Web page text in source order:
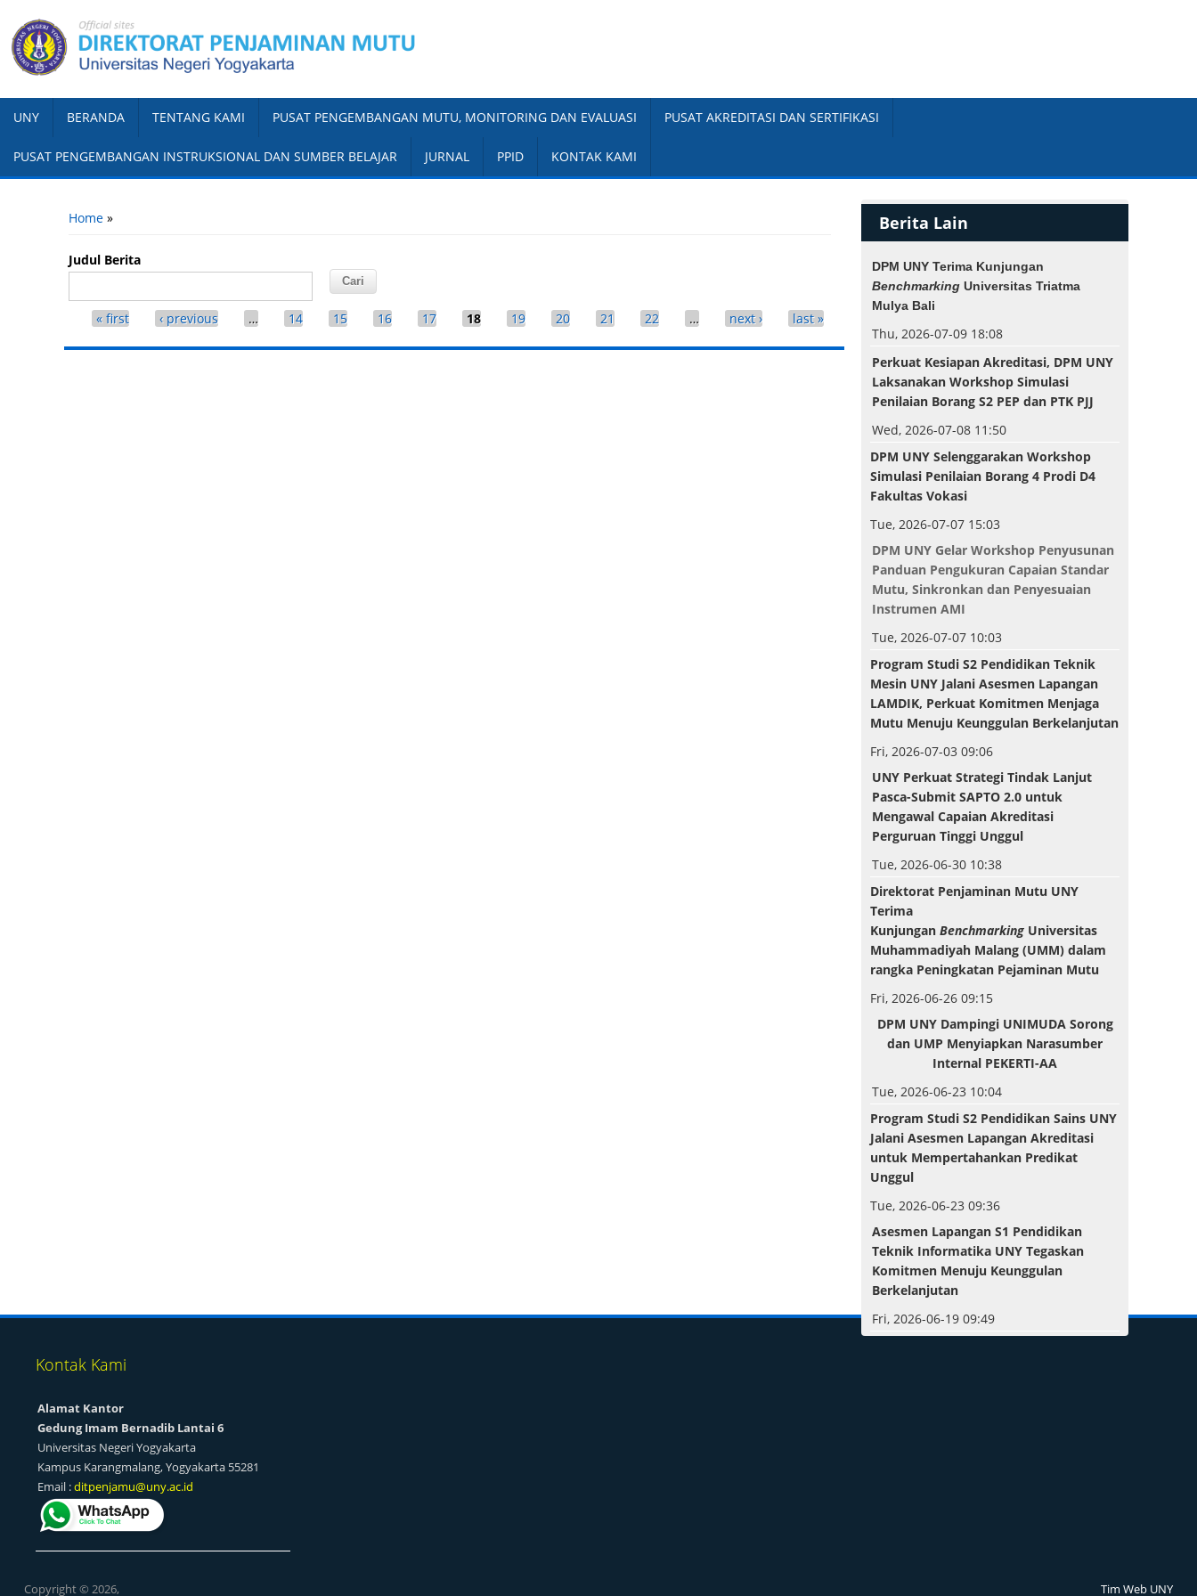
UNY BERANDA TENTANG KAMI PUSAT PENGEMBANGAN MUTU, MONITORING DAN EVALUASI PUSAT AKREDITASI DAN SERTIFIKASI
PUSAT PENGEMBANGAN INSTRUKSIONAL DAN SUMBER BELAJAR JURNAL PPID KONTAK KAMI
You are here
Home »
Judul Berita
Pages« first ‹ previous … 14 15 16 17 18 19 20 21 22 … next › last »
Berita Lain
DPM UNY Terima Kunjungan
Benchmarking Universitas Triatma
Mulya Bali
Thu, 2026-07-09 18:08
Perkuat Kesiapan Akreditasi, DPM UNY
Laksanakan Workshop Simulasi
Penilaian Borang S2 PEP dan PTK PJJ
Wed, 2026-07-08 11:50
DPM UNY Selenggarakan Workshop
Simulasi Penilaian Borang 4 Prodi D4
Fakultas Vokasi
Tue, 2026-07-07 15:03
DPM UNY Gelar Workshop Penyusunan
Panduan Pengukuran Capaian Standar
Mutu, Sinkronkan dan Penyesuaian
Instrumen AMI
Tue, 2026-07-07 10:03
Program Studi S2 Pendidikan Teknik
Mesin UNY Jalani Asesmen Lapangan
LAMDIK, Perkuat Komitmen Menjaga
Mutu Menuju Keunggulan Berkelanjutan
Fri, 2026-07-03 09:06
UNY Perkuat Strategi Tindak Lanjut
Pasca-Submit SAPTO 2.0 untuk
Mengawal Capaian Akreditasi
Perguruan Tinggi Unggul
Tue, 2026-06-30 10:38
Direktorat Penjaminan Mutu UNY
Terima
Kunjungan Benchmarking Universitas
Muhammadiyah Malang (UMM) dalam
rangka Peningkatan Pejaminan Mutu
Fri, 2026-06-26 09:15
DPM UNY Dampingi UNIMUDA Sorong
dan UMP Menyiapkan Narasumber
Internal PEKERTI-AA
Tue, 2026-06-23 10:04
Program Studi S2 Pendidikan Sains UNY
Jalani Asesmen Lapangan Akreditasi
untuk Mempertahankan Predikat
Unggul
Tue, 2026-06-23 09:36
Asesmen Lapangan S1 Pendidikan
Teknik Informatika UNY Tegaskan
Komitmen Menuju Keunggulan
Berkelanjutan
Fri, 2026-06-19 09:49
Kontak Kami
Alamat Kantor
Gedung Imam Bernadib Lantai 6
Universitas Negeri Yogyakarta
Kampus Karangmalang, Yogyakarta 55281
Email :ditpenjamu@uny.ac.id
Copyright © 2026, Tim Web UNY